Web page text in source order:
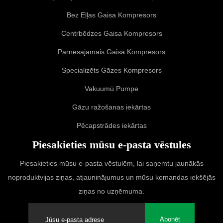
Bez Eļļas Gaisa Kompresors
Centrbēdzes Gaisa Kompresors
Pārnēsājamais Gaisa Kompresors
Specializēts Gāzes Kompresors
Vakuumū Pumpe
Gāzu ražošanas iekārtas
Pēcapstrādes iekārtas
Piesakieties mūsu e-pasta vēstules
Piesakieties mūsu e-pasta vēstulēm, lai saņemtu jaunākās
noproduktvijas ziņas, atjauninājumus un mūsu komandas iekšējās
ziņas no uzņēmuma.
Abonēt